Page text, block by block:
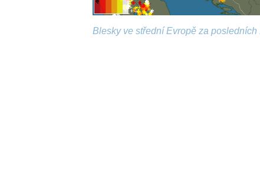
Blesky ve střední Evropě za